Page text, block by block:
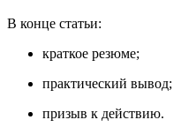
В конце статьи:
краткое резюме;
практический вывод;
призыв к действию.